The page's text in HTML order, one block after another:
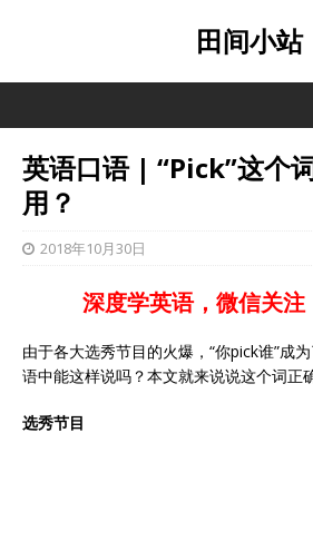
田间小站
英语口语 | “Pick”这个
用？
2018年10月30日
深度学英语，微信关注
由于各大选秀节目的火爆，“你pick谁”成
语中能这样说吗？本文就来说说这个词正
选秀节目